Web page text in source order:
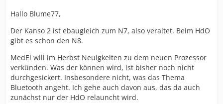
Hallo Blume77,
Der Kanso 2 ist ebaugleich zum N7, also veraltet. Beim HdO
gibt es schon den N8.
MedEl will im Herbst Neuigkeiten zu dem neuen Prozessor
verkünden. Was der können wird, ist bisher noch nicht
durchgesickert. Insbesondere nicht, was das Thema
Bluetooth angeht. Ich gehe auch davon aus, das da auch
zunächst nur der HdO relauncht wird.